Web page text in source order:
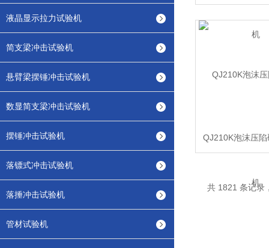
液晶显示拉力试验机
简支梁冲击试验机
悬臂梁摆锤冲击试验机
数显简支梁冲击试验机
摆锤冲击试验机
落镖式冲击试验机
落捶冲击试验机
管材试验机
QJ210K泡沫压
共 1821 条记